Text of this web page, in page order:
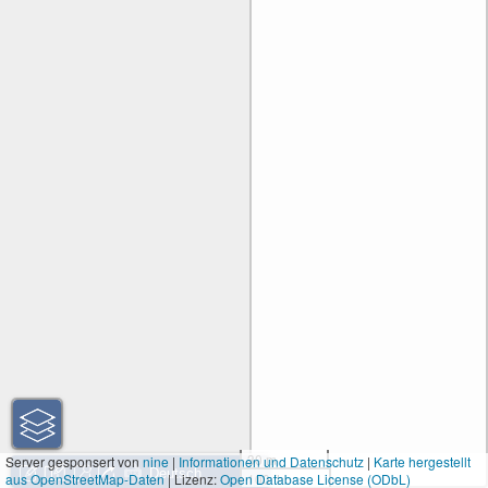
30 m
100 ft
Server gesponsert vonnine|Informationen und Datenschutz | Karte hergestellt
aus OpenStreetMap-Daten| Lizenz:Open Database License (ODbL)